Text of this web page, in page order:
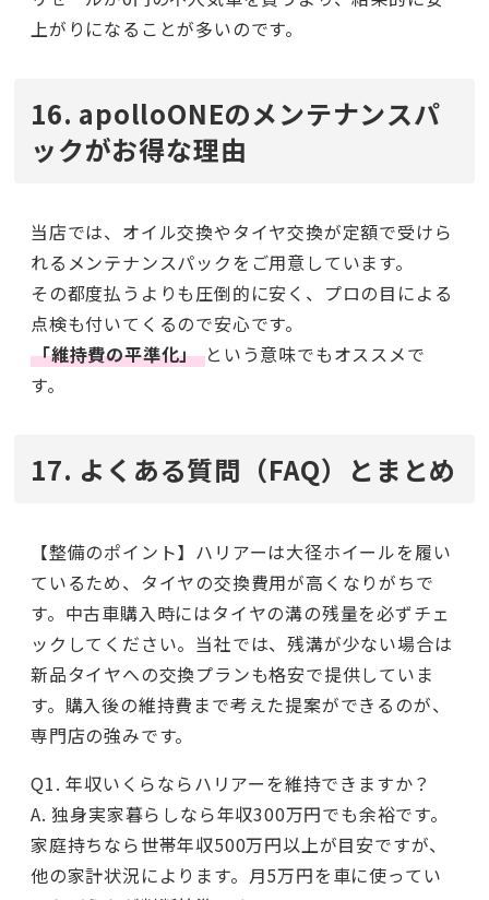
上がりになることが多いのです。
16. apolloONEのメンテナンスパ
ックがお得な理由
当店では、オイル交換やタイヤ交換が定額で受けら
れるメンテナンスパックをご用意しています。
その都度払うよりも圧倒的に安く、プロの目による
点検も付いてくるので安心です。
「維持費の平準化」 という意味でもオススメで
す。
17. よくある質問（FAQ）とまとめ
【整備のポイント】ハリアーは大径ホイールを履い
ているため、タイヤの交換費用が高くなりがちで
す。中古車購入時にはタイヤの溝の残量を必ずチェ
ックしてください。当社では、残溝が少ない場合は
新品タイヤへの交換プランも格安で提供していま
す。購入後の維持費まで考えた提案ができるのが、
専門店の強みです。
Q1. 年収いくらならハリアーを維持できますか？
A. 独身実家暮らしなら年収300万円でも余裕です。
家庭持ちなら世帯年収500万円以上が目安ですが、
他の家計状況によります。月5万円を車に使ってい